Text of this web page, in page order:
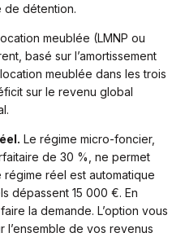
de détention.
meublée (LMNP ou
basé sur l’amortissement
meublée dans les trois
sur le revenu global
Le régime micro-foncier,
de 30 %, ne permet
réel est automatique
dépassent 15 000 €. En
la demande. L’option vous
l’ensemble de vos revenus